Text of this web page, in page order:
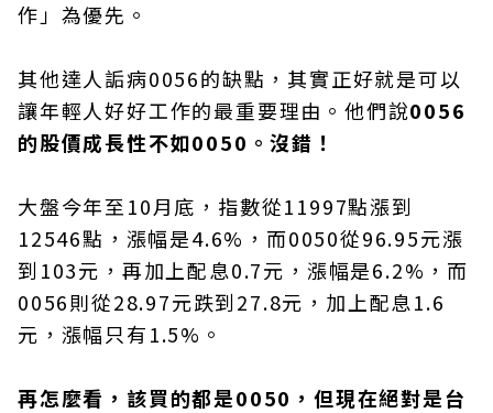
作」為優先。
其他達人詬病0056的缺點，其實正好就是可以
讓年輕人好好工作的最重要理由。他們說0056
的股價成長性不如0050。沒錯！
大盤今年至10月底，指數從11997點漲到
12546點，漲幅是4.6%，而0050從96.95元漲
到103元，再加上配息0.7元，漲幅是6.2%，而
0056則從28.97元跌到27.8元，加上配息1.6
元，漲幅只有1.5%。
再怎麼看，該買的都是0050，但現在絕對是台